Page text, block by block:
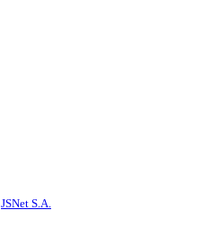
JSNet S.A.